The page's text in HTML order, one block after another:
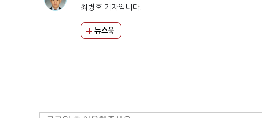
최병호 기자입니다.
뉴스북